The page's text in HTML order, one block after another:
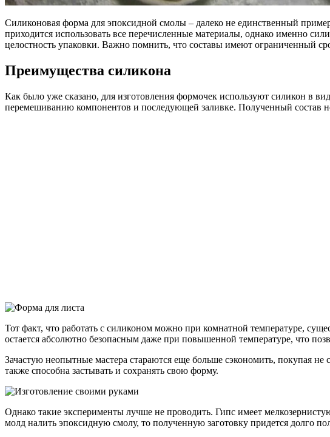
Силиконовая форма для эпоксидной смолы – далеко не единственный
приходится использовать все перечисленные материалы, однако именно
целостность упаковки. Важно помнить, что составы имеют ограниченный
Преимущества силикона
Как было уже сказано, для изготовления формочек используют силикон в
перемешиванию компонентов и последующей заливке. Полученный состав
Тот факт, что работать с силиконом можно при комнатной температуре,
остается абсолютно безопасным даже при повышенной температуре, что
Зачастую неопытные мастера стараются еще больше сэкономить, покупая
также способна застывать и сохранять свою форму.
Однако такие эксперименты лучше не проводить. Гипс имеет
молд налить эпоксидную смолу, то полученную заготовку придется долго